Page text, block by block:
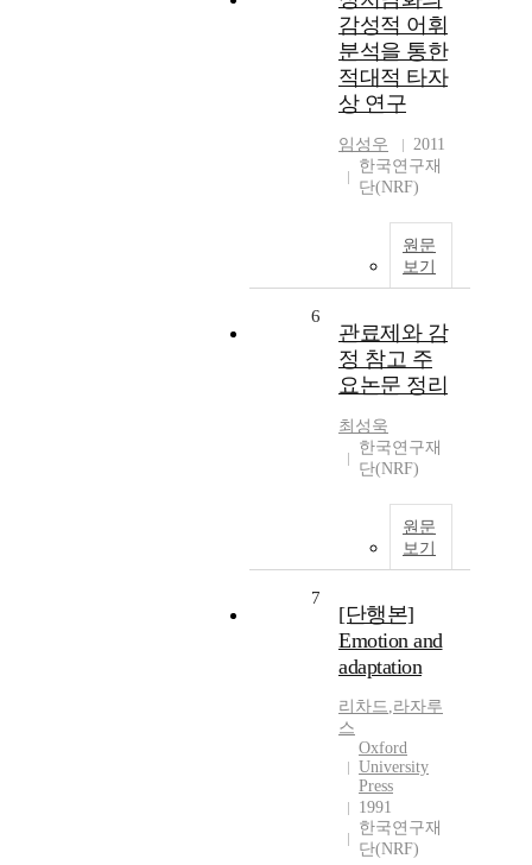
감성적 어휘
분석을 통한
적대적 타자
상 연구
임성우
2011
한국연구재
단(NRF)
원문
보기
6
관료제와 감
정 참고 주
요논문 정리
최성욱
한국연구재
단(NRF)
원문
보기
7
[단행본]
Emotion and
adaptation
리차드,라자루
스
Oxford
University
Press
1991
한국연구재
단(NRF)